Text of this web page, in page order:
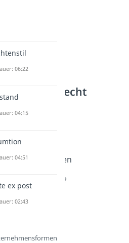
Inhalte: Recht
herausfinden
ein Werktag?
06:22
04:15
04:51
ex post
02:43